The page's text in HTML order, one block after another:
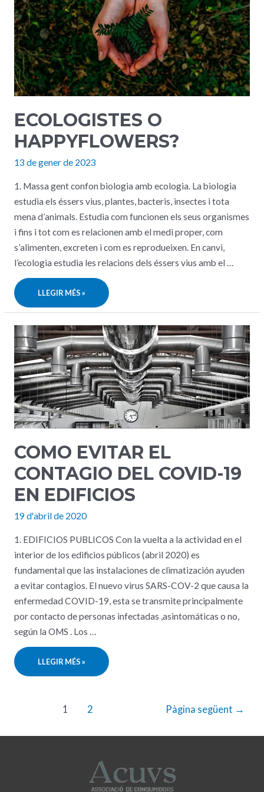
ECOLOGISTES O
HAPPYFLOWERS?
13 de gener de 2023
1. Massa gent confon biologia amb ecologia. La biologia
estudia els éssers vius, plantes, bacteris, insectes i tota
mena d’animals. Estudia com funcionen els seus organismes
i fins i tot com es relacionen amb el medi proper, com
s’alimenten, excreten i com es reprodueixen. En canvi,
l’ecologia estudia les relacions dels éssers vius amb el …
ECOLOGISTES
O
LLEGIR MÉS »
COMO EVITAR EL
CONTAGIO DEL COVID-19
EN EDIFICIOS
19 d'abril de 2020
1. EDIFICIOS PUBLICOS Con la vuelta a la actividad en el
interior de los edificios públicos (abril 2020) es
fundamental que las instalaciones de climatización ayuden
a evitar contagios. El nuevo virus SARS-COV-2 que causa la
enfermedad COVID-19, esta se transmite principalmente
por contacto de personas infectadas ,asintomáticas o no,
según la OMS . Los …
COMO
EVITAR
CONTAGIO
EDIFICIOS
LLEGIR MÉS »
1 2 Pàgina següent →